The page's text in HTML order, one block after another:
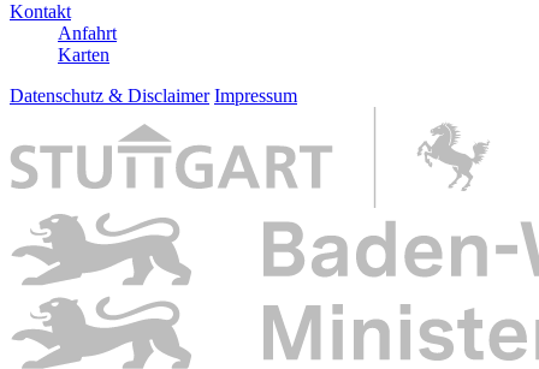
Kontakt
Anfahrt
Karten
Datenschutz & Disclaimer Impressum